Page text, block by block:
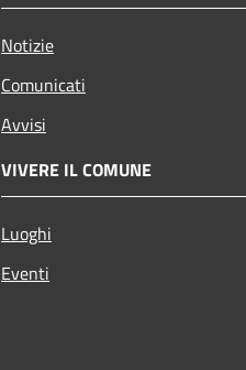
Notizie
Comunicati
Avvisi
VIVERE IL COMUNE
Luoghi
Eventi